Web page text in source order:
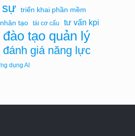
sự triển khai phần mềm
tạo tái cơ cấu tư vấn kpi
đào tạo quản lý
đánh giá năng lực
dụng AI